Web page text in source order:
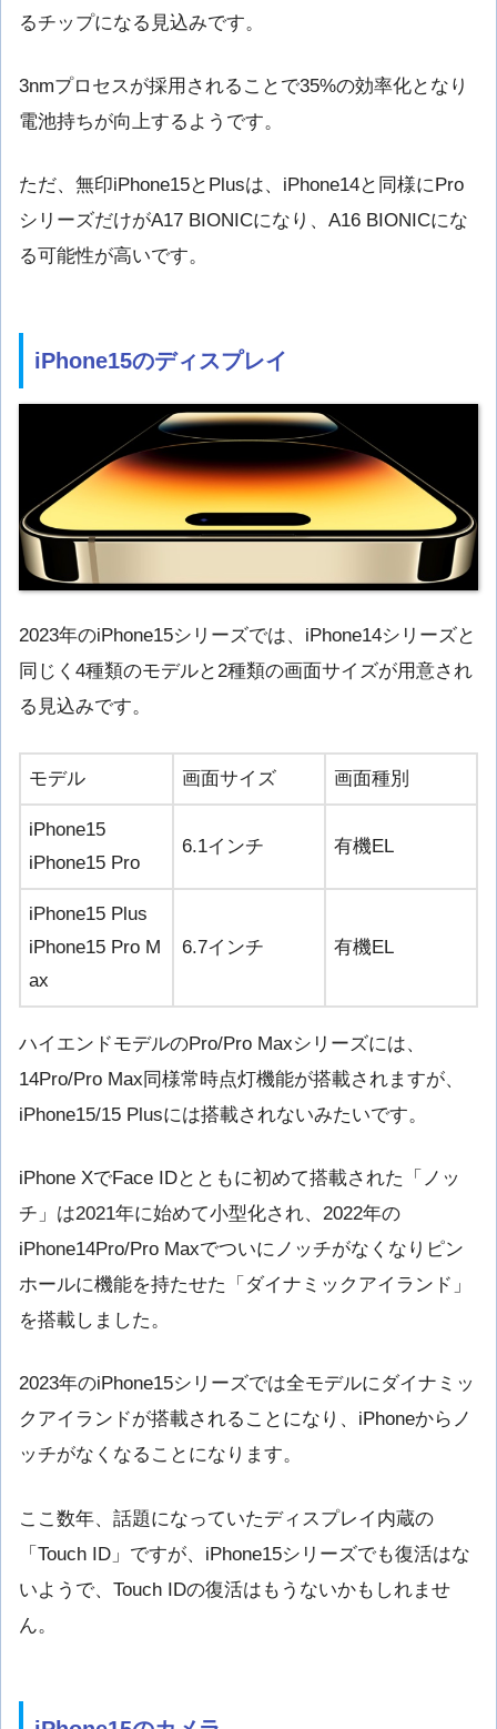
るチップになる見込みです。
3nmプロセスが採用されることで35%の効率化となり
電池持ちが向上するようです。
ただ、無印iPhone15とPlusは、iPhone14と同様にPro
シリーズだけがA17 BIONICになり、A16 BIONICにな
る可能性が高いです。
iPhone15のディスプレイ
2023年のiPhone15シリーズでは、iPhone14シリーズと
同じく4種類のモデルと2種類の画面サイズが用意され
る見込みです。
モデル 画面サイズ 画面種別
iPhone15
iPhone15 Pro
6.1インチ 有機EL
iPhone15 Plus
iPhone15 Pro M
ax
6.7インチ 有機EL
ハイエンドモデルのPro/Pro Maxシリーズには、
14Pro/Pro Max同様常時点灯機能が搭載されますが、
iPhone15/15 Plusには搭載されないみたいです。
iPhone XでFace IDとともに初めて搭載された「ノッ
チ」は2021年に始めて小型化され、2022年の
iPhone14Pro/Pro Maxでついにノッチがなくなりピン
ホールに機能を持たせた「ダイナミックアイランド」
を搭載しました。
2023年のiPhone15シリーズでは全モデルにダイナミッ
クアイランドが搭載されることになり、iPhoneからノ
ッチがなくなることになります。
ここ数年、話題になっていたディスプレイ内蔵の
「Touch ID」ですが、iPhone15シリーズでも復活はな
いようで、Touch IDの復活はもうないかもしれませ
ん。